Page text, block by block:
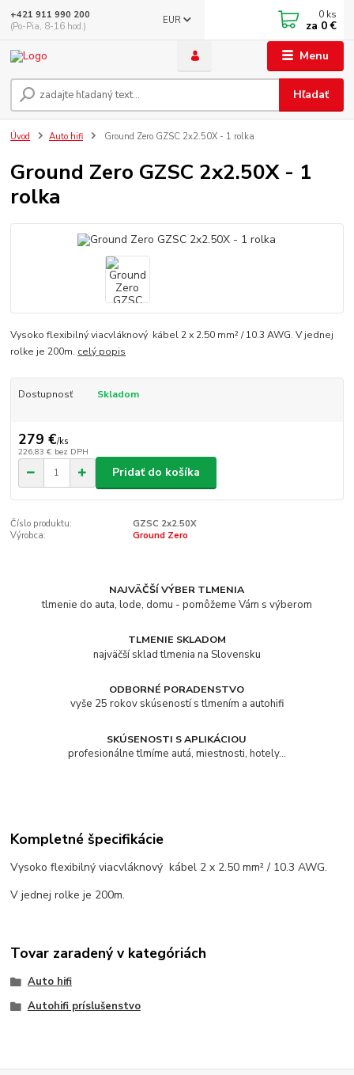
Menu
EUR
Hľadať
+421 911 990 200
(Po-Pia, 8-16 hod.)
0 ks
za 0 €
Úvod Auto hifi Ground Zero GZSC 2x2.50X - 1 rolka
Ground Zero GZSC 2x2.50X - 1
rolka
Vysoko flexibilný viacvláknový kábel 2 x 2.50 mm² / 10.3 AWG. V jednej
rolke je 200m. celý popis
Dostupnosť Skladom
279 €/ks
226,83 € bez DPH
Pridať do košíka
Číslo produktu:
GZSC 2x2.50X
Výrobca:
Ground Zero
NAJVÄČŠÍ VÝBER TLMENIA
tlmenie do auta, lode, domu - pomôžeme Vám s výberom
TLMENIE SKLADOM
najväčší sklad tlmenia na Slovensku
ODBORNÉ PORADENSTVO
vyše 25 rokov skúseností s tlmením a autohifi
SKÚSENOSTI S APLIKÁCIOU
profesionálne tlmíme autá, miestnosti, hotely...
Kompletné špecifikácie
Vysoko flexibilný viacvláknový kábel 2 x 2.50 mm² / 10.3 AWG.
V jednej rolke je 200m.
Tovar zaradený v kategóriách
Auto hifi
Autohifi príslušenstvo